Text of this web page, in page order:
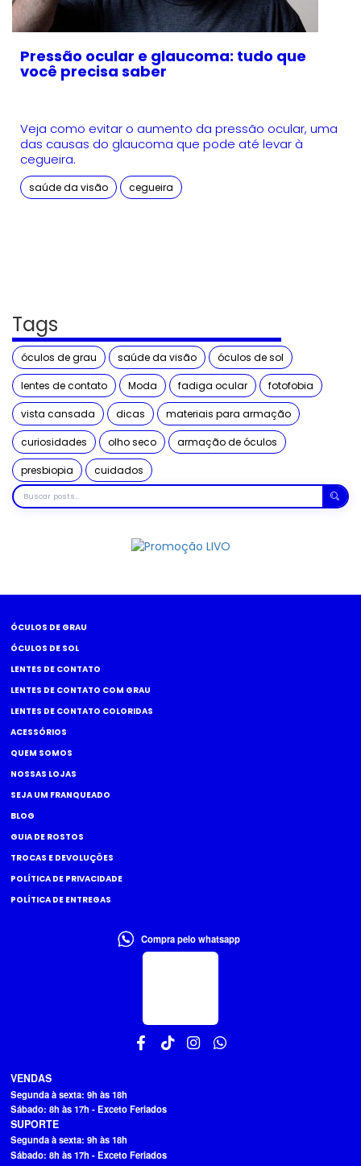
Pressão ocular e glaucoma: tudo que
você precisa saber
Veja como evitar o aumento da pressão ocular, uma
das causas do glaucoma que pode até levar à
cegueira.
saúde da visão cegueira
Tags
óculos de grau saúde da visão óculos de sol
lentes de contato Moda fadiga ocular fotofobia
vista cansada dicas materiais para armação
curiosidades olho seco armação de óculos
presbiopia cuidados
Buscar
posts
ÓCULOS DE GRAU
ÓCULOS DE SOL
LENTES DE CONTATO
LENTES DE CONTATO COM GRAU
LENTES DE CONTATO COLORIDAS
ACESSÓRIOS
QUEM SOMOS
NOSSAS LOJAS
SEJA UM FRANQUEADO
BLOG
GUIA DE ROSTOS
TROCAS E DEVOLUÇÕES
POLÍTICA DE PRIVACIDADE
POLÍTICA DE ENTREGAS
Compra pelo whatsapp
VENDAS
Segunda à sexta: 9h às 18h
Sábado: 8h às 17h - Exceto Feriados
SUPORTE
Segunda à sexta: 9h às 18h
Sábado: 8h às 17h - Exceto Feriados